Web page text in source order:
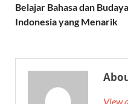
Belajar Bahasa dan Budaya
Indonesia yang Menarik
View